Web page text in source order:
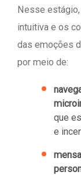
Nesse
intuitiva e os
das emoções
por meio de:
que
e